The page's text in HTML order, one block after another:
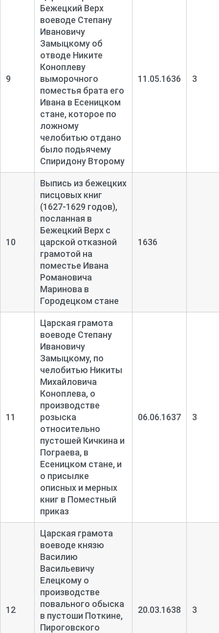
9
Бежецкий Верх
воеводе Степану
Ивановичу
Замыцкому об
отводе Никите
Коноплеву
выморочного
поместья брата его
Ивана в Есеницком
стане, которое по
ложному
челобитью отдано
было подьячему
Спиридону Второму
11.05.1636 3
10
Выпись из бежецких
писцовых книг
(1627-1629 годов),
посланная в
Бежецкий Верх с
царской отказной
грамотой на
поместье Ивана
Романовича
Маринова в
Городецком стане
1636
11
Царская грамота
воеводе Степану
Ивановичу
Замыцкому, по
челобитью Никиты
Михайловича
Коноплева, о
производстве
розыска
относительно
пустошей Кичкина и
Пограева, в
Есеницком стане, и
о присылке
описных и мерных
книг в Поместный
приказ
06.06.1637 3
12
Царская грамота
воеводе князю
Василию
Васильевичу
Елецкому о
производстве
повального обыска
в пустоши Поткине,
Пироговского
20.03.1638 3